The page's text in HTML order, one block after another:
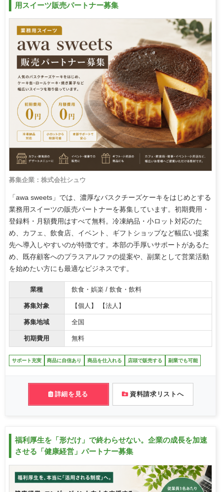
用スイーツ販売パートナー募集
募集企業：株式会社シュウ
「awa sweets」では、濃厚なバスクチーズケーキをはじめとする
業務用スイーツの販売パートナーを募集しています。初期費用・
登録料・月額費用はすべて無料。冷凍納品・小ロット対応のた
め、カフェ、飲食店、イベント、ギフトショップなど幅広い提案
先へ導入しやすいのが特徴です。本部の手厚いサポートがあるた
め、既存顧客へのプラスアルファの提案や、副業として営業活動
を始めたい方にも最適なビジネスです。
業種 飲食・娯楽 / 飲食・飲料
募集対象 【個人】 【法人】
募集地域 全国
初期費用 無料
サポート充実 商品に自信あり 商品を仕入れる 店頭で販売する 副業でも可能
詳細を見る 資料請求リストへ
福利厚生を「形だけ」で終わらせない。企業の成長を加速
させる「健康経営」パートナー募集